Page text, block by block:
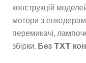
конструкцій
мотори з
перемикачі,
збірки. Без TXT